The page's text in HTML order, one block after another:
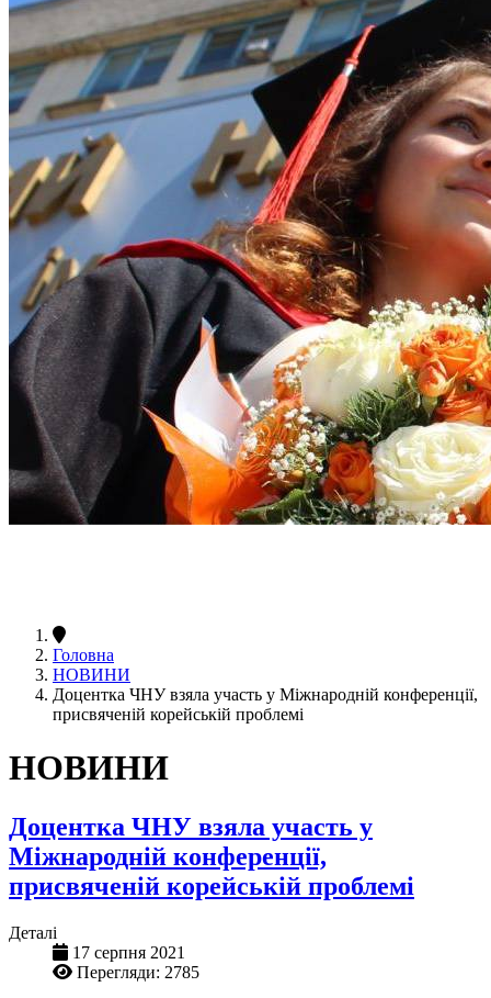
Головна
НОВИНИ
Доцентка ЧНУ взяла участь у Міжнародній конференції,
присвяченій корейській проблемі
НОВИНИ
Доцентка ЧНУ взяла участь у
Міжнародній конференції,
присвяченій корейській проблемі
Деталі
17 серпня 2021
Перегляди: 2785